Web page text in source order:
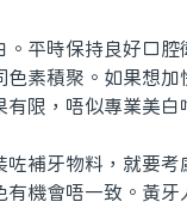
平時保持良好口腔
素積聚。如果想加
限，唔似專業美白
補牙物料，就要考
機會唔一致。黃